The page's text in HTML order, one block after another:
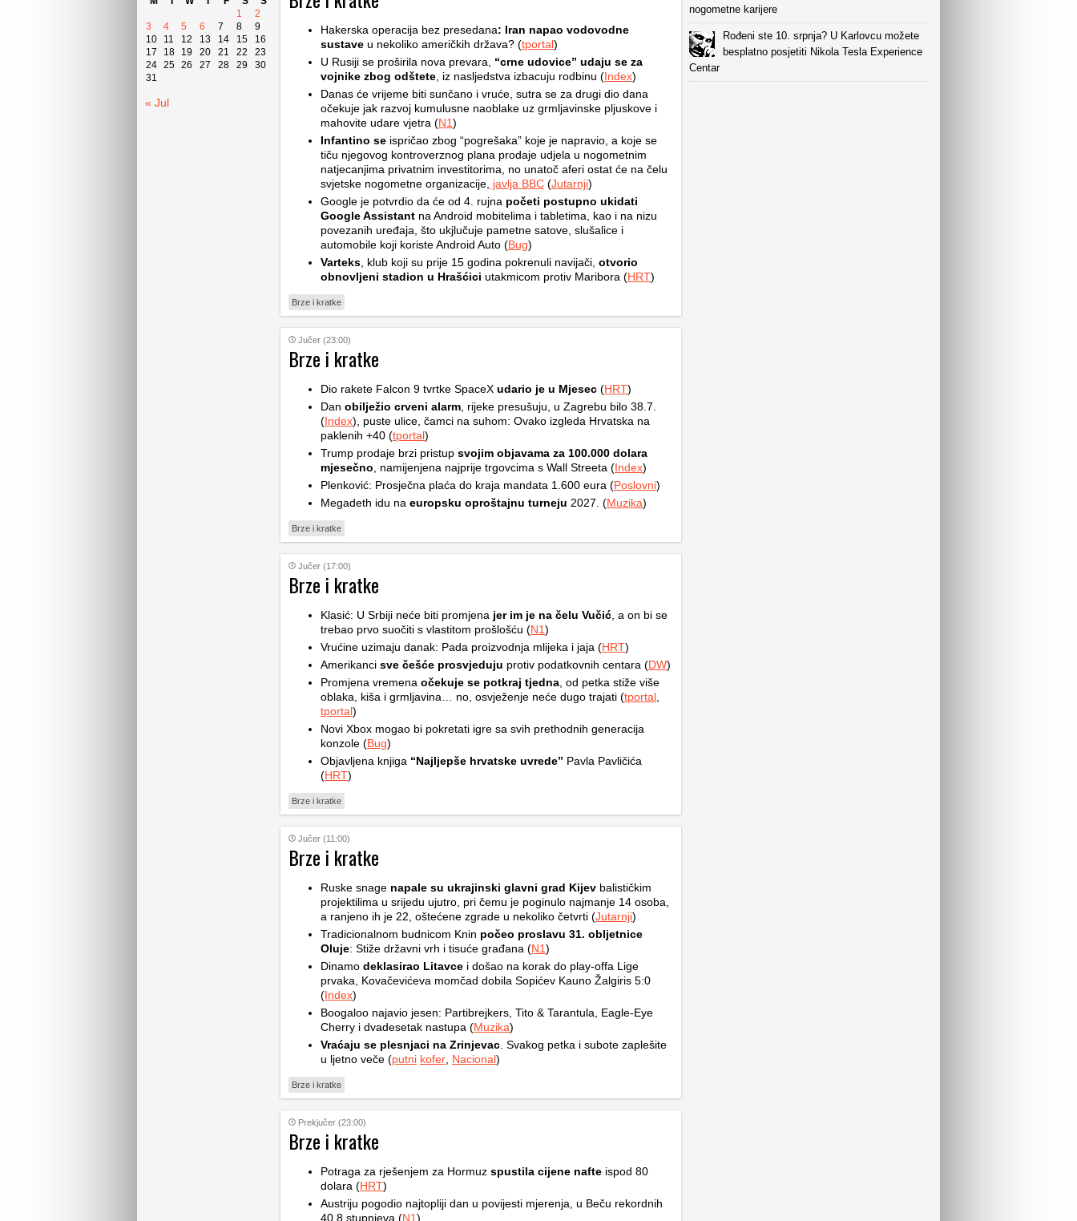
1
2
3
4 5 6 7 8
9
10
11 12 13 14 15
16
17
18 19 20 21 22
23
24 25 26 27 28 29
30
31
« Jul
Hakerska operacija bez presedana: Iran napao vodovodne
sustave u nekoliko američkih država? (tportal)
U Rusiji se proširila nova prevara, “crne udovice” udaju se za
vojnike zbog odštete , iz nasljedstva izbacuju rodbinu (Index)
Danas će vrijeme biti sunčano i vruće, sutra se za drugi dio dana
očekuje jak razvoj kumulusne naoblake uz grmljavinske pljuskove i
mahovite udare vjetra (N1)
Infantino se ispričao zbog “pogrešaka” koje je napravio, a koje se
tiču njegovog kontroverznog plana prodaje udjela u nogometnim
natjecanjima privatnim investitorima, no unatoč aferi ostat će na čelu
svjetske nogometne organizacije, javlja BBC (Jutarnji)
Google je potvrdio da će od 4. rujna početi postupno ukidati
Google Assistant na Android mobitelima i tabletima, kao i na nizu
povezanih uređaja, što ukjlučuje pametne satove, slušalice i
automobile koji koriste Android Auto (Bug)
Varteks , klub koji su prije 15 godina pokrenuli navijači, otvorio
obnovljeni stadion u Hrašćici utakmicom protiv Maribora (HRT)
Brze i kratke
Jučer (23:00)
Brze i kratke
Dio rakete Falcon 9 tvrtke SpaceX udario je u Mjesec (HRT)
Dan obilježio crveni alarm , rijeke presušuju, u Zagrebu bilo 38.7.
(Index), puste ulice, čamci na suhom: Ovako izgleda Hrvatska na
paklenih +40 (tportal)
Trump prodaje brzi pristup svojim objavama za 100.000 dolara
mjesečno , namijenjena najprije trgovcima s Wall Streeta (Index)
Plenković: Prosječna plaća do kraja mandata 1.600 eura (Poslovni)
Megadeth idu na europsku oproštajnu turneju 2027. (Muzika)
Brze i kratke
Jučer (17:00)
Brze i kratke
Klasić: U Srbiji neće biti promjena jer im je na čelu Vučić , a on bi se
trebao prvo suočiti s vlastitom prošlošću (N1)
Vrućine uzimaju danak: Pada proizvodnja mlijeka i jaja (HRT)
Amerikanci sve češće prosvjeduju protiv podatkovnih centara (DW)
Promjena vremena očekuje se potkraj tjedna , od petka stiže više
oblaka, kiša i grmljavina… no, osvježenje neće dugo trajati (tportal
tportal)
Novi Xbox mogao bi pokretati igre sa svih prethodnih generacija
konzole (Bug)
Objavljena knjiga “Najljepše hrvatske uvrede” Pavla Pavličića
(HRT)
Brze i kratke
Jučer (11:00)
Brze i kratke
Ruske snage napale su ukrajinski glavni grad Kijev balističkim
projektilima u srijedu ujutro, pri čemu je poginulo najmanje 14 osoba,
a ranjeno ih je 22, oštećene zgrade u nekoliko četvrti (Jutarnji)
Tradicionalnom budnicom Knin počeo proslavu 31. obljetnice
Oluje: Stiže državni vrh i tisuće građana (N1)
Dinamo deklasirao Litavce i došao na korak do play-offa Lige
prvaka, Kovačevićeva momčad dobila Sopićev Kauno Žalgiris 5:0
(Index)
Boogaloo najavio jesen: Partibrejkers, Tito & Tarantula, Eagle-Eye
Cherry i dvadesetak nastupa (Muzika)
Vraćaju se plesnjaci na Zrinjevac . Svakog petka i subote zaplešite
u ljetno veče (putni kofer Nacional)
Brze i kratke
Prekjučer (23:00)
Brze i kratke
Potraga za rješenjem za Hormuz spustila cijene nafte ispod 80
dolara (HRT)
Austriju pogodio najtopliji dan u povijesti mjerenja, u Beču rekordnih
40,8 stupnjeva (N1)
nogometne karijere
Rođeni ste 10. srpnja? U Karlovcu možete
besplatno posjetiti Nikola Tesla Experience
Centar